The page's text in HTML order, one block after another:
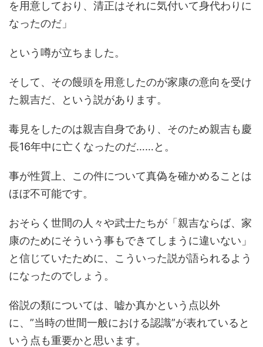
を用意しており、清正はそれに気付いて身代わりに
なったのだ」
という噂が立ちました。
そして、その饅頭を用意したのが家康の意向を受け
た親吉だ、という説があります。
毒見をしたのは親吉自身であり、そのため親吉も慶
長16年中に亡くなったのだ……と。
事が性質上、この件について真偽を確かめることは
ほぼ不可能です。
おそらく世間の人々や武士たちが「親吉ならば、家
康のためにそういう事もできてしまうに違いない」
と信じていたために、こういった説が語られるよう
になったのでしょう。
俗説の類については、嘘か真かという点以外
に、”当時の世間一般における認識”が表れていると
いう点も重要かと思います。